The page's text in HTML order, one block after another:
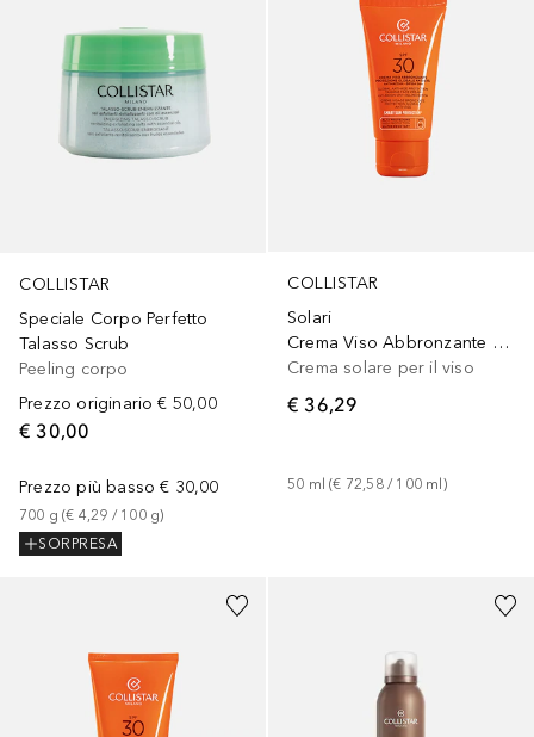
COLLISTAR
Speciale Corpo Perfetto
Talasso Scrub
Peeling corpo
Prezzo originario € 50,00
€ 30,00
Prezzo più basso € 30,00
700 g (€ 4,29 / 100 g)
SORPRESA
COLLISTAR
Solari
Crema Viso Abbronzante Anti-Età SPF 30
Crema solare per il viso
€ 36,29
50 ml (€ 72,58 / 100 ml )